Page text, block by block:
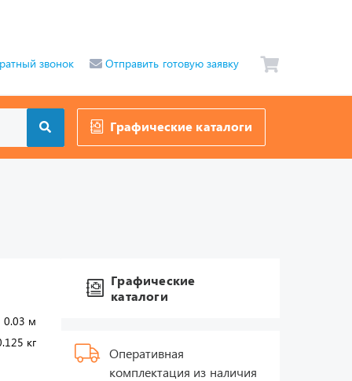
звонок Отправить готовую заявку
Графические каталоги
м
кг
Графические
каталоги
Оперативная
комплектация из наличия